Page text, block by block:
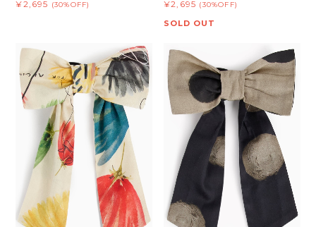
¥2,695 (30%OFF)
¥2,695 (30%OFF)
SOLD OUT